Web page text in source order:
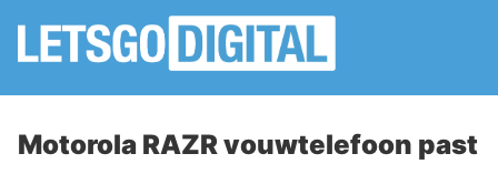
Motorola RAZR vouwtelefoon past